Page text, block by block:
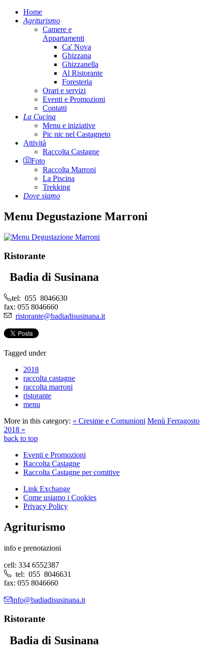
Home
Agriturismo
Camere e
Appartamenti
Ca' Nova
Ghizzana
Ghizzanella
Al Ristorante
Foresteria
Orari e servizi
Eventi e Promozioni
Contatti
La Cucina
Menu e iniziative
Pic nic nel Castagneto
Attività
Raccolta Castagne
Foto
Raccolta Marroni
La Piscina
Trekking
Dove siamo
Menu Degustazione Marroni
Ristorante
Badia di Susinana
tel: 055 8046630
fax: 055 8046660
ristorante@badiadisusinana.it
Tagged under
2018
raccolta castagne
raccolta marroni
ristorante
menu
More in this category: « Cresime e Comunioni Menù Ferragosto
2018 »
back to top
Eventi e Promozioni
Raccolta Castagne
Raccolta Castagne per comitive
Link Exchange
Come usiamo i Cookies
Privacy Policy
Agriturismo
info e prenotazioni
cell: 334 6552387
tel: 055 8046631
fax: 055 8046660
info@badiadisusinana.it
Ristorante
Badia di Susinana